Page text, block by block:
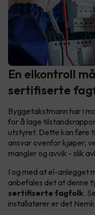
En elkontroll
sertifiserte
Byggetakstmann har i
for å lage
utstyret. Dette kan føre
ansvar ovenfor kjøper,
mangler og avvik - slik
I og med at el-anlegget
anbefales det at denne
sertifiserte fagfolk.
installatører er det